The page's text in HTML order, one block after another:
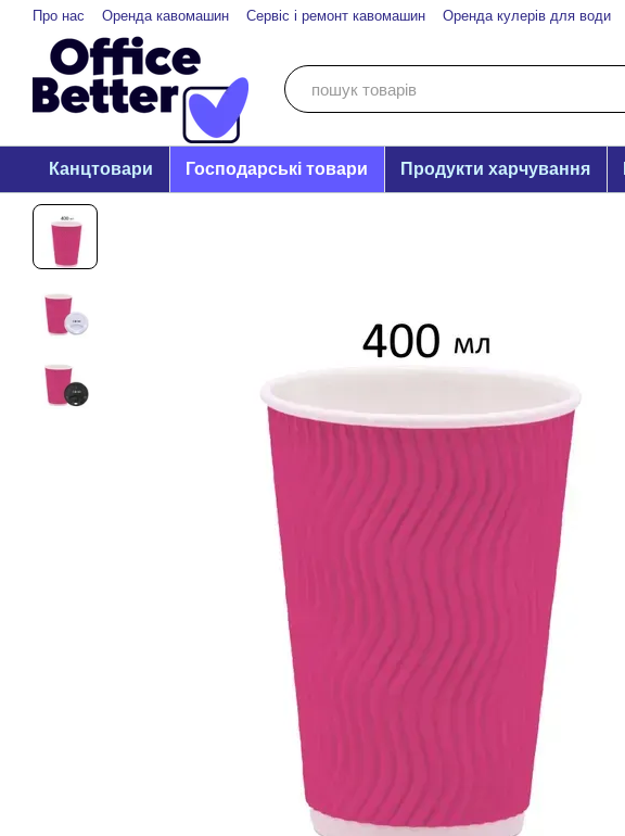
Перейти до основного контенту
Про нас Оренда кавомашин Сервіс і ремонт кавомашин Оренда кулерів для води
Канцтовари Господарські товари Продукти харчування